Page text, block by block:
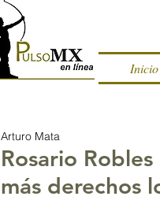
Inicio
Rosario
más derechos
Arturo Mata